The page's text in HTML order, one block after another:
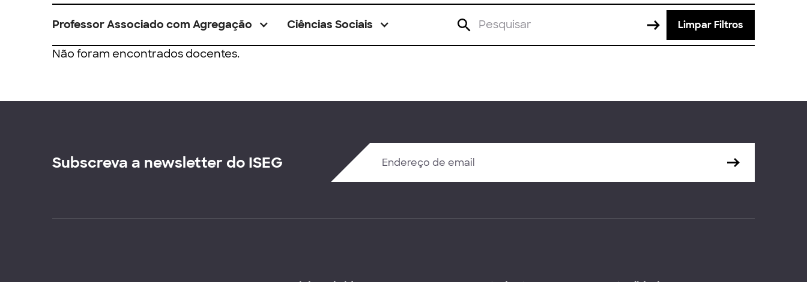
Professor Associado com Agregação Ciências Sociais Limpar Filtros
Não foram encontrados docentes.
Subscreva a newsletter do ISEG